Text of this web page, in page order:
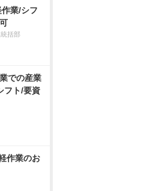
業/シフ
括部
での産業
フト/要資
作業のお